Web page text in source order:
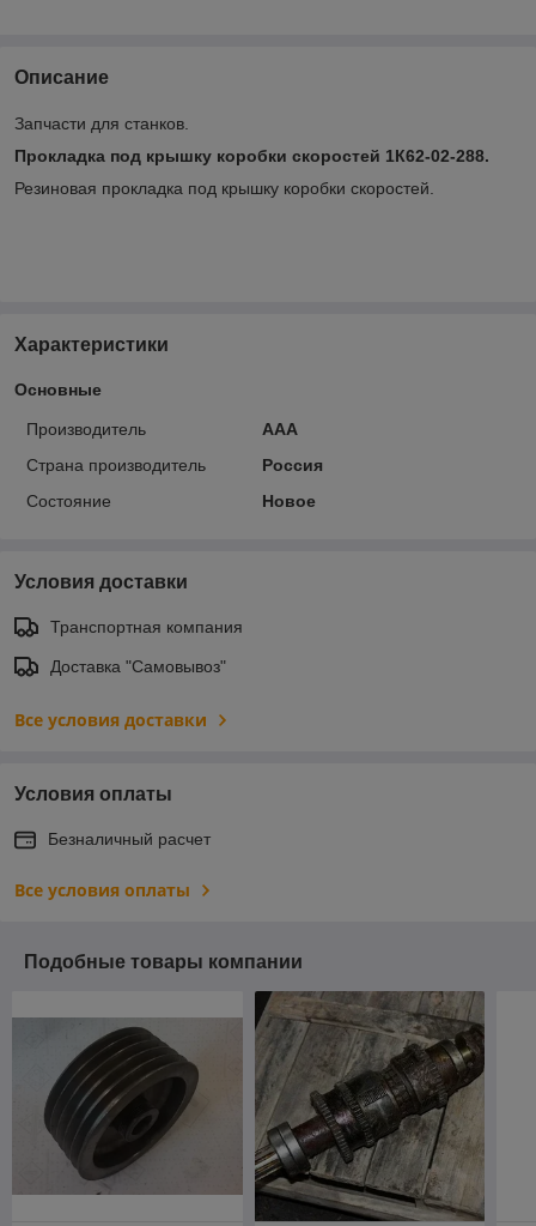
Описание
Запчасти для станков.
Прокладка под крышку коробки скоростей 1К62-02-288.
Резиновая прокладка под крышку коробки скоростей.
Характеристики
Основные
Производитель
ААА
Страна производитель
Россия
Состояние
Новое
Условия доставки
Транспортная компания
Доставка "Самовывоз"
Все условия доставки
Условия оплаты
Безналичный расчет
Все условия оплаты
Подобные товары компании